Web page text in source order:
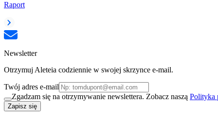
Raport
Newsletter
Otrzymuj Aleteia codziennie w swojej skrzynce e-mail.
Twój adres e-mail
Zgadzam się na otrzymywanie newslettera. Zobacz naszą Polityka
Zapisz się